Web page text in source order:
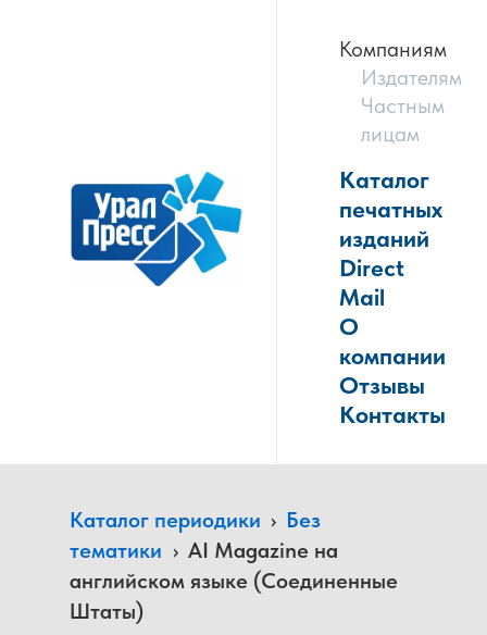
Компаниям
Издателям
Частным
лицам
Каталог
печатных
изданий
Direct
Mail
О
компании
Отзывы
Контакты
Каталог периодики › Без
тематики › AI Magazine на
английском языке (Соединенные
Штаты)